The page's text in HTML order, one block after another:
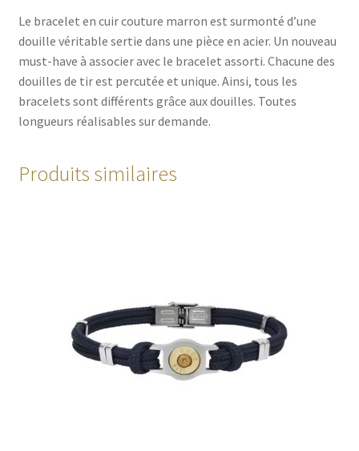
Le bracelet en cuir couture marron est surmonté d’une
douille véritable sertie dans une pièce en acier. Un nouveau
must-have à associer avec le bracelet assorti. Chacune des
douilles de tir est percutée et unique. Ainsi, tous les
bracelets sont différents grâce aux douilles. Toutes
longueurs réalisables sur demande.
Produits similaires